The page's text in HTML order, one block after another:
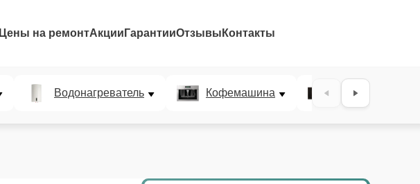
Цены на ремонтАкции ГарантииОтзывы Контакты
Водонагреватель Кофемашина